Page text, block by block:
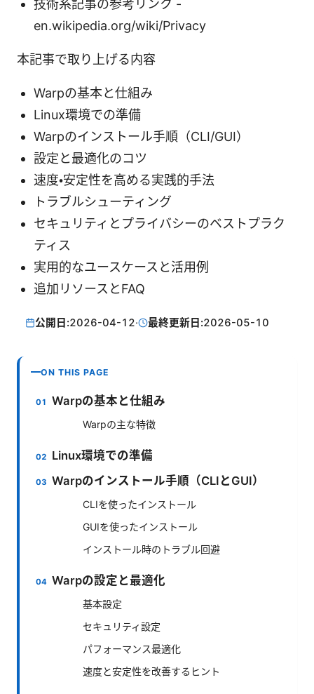
技術系記事の参考リンク -
en.wikipedia.org/wiki/Privacy
本記事で取り上げる内容
Warpの基本と仕組み
Linux環境での準備
Warpのインストール手順（CLI/GUI）
設定と最適化のコツ
速度・安定性を高める実践的手法
トラブルシューティング
セキュリティとプライバシーのベストプラク
ティス
実用的なユースケースと活用例
追加リソースとFAQ
公開日:2026-04-12· 最終更新日:2026-05-10
ON THIS PAGE
Warpの基本と仕組み
Warpの主な特徴
Linux環境での準備
Warpのインストール手順（CLIとGUI）
CLIを使ったインストール
GUIを使ったインストール
インストール時のトラブル回避
Warpの設定と最適化
基本設定
セキュリティ設定
パフォーマンス最適化
速度と安定性を改善するヒント